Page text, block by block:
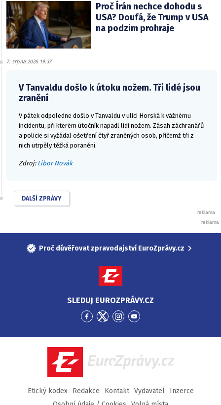
Proč Írán nechce dohodu s
USA? Doufá, že Trump v USA
na podzim prohraje
7. srpna 2026 19:37
V Tanvaldu došlo k útoku nožem. Tři lidé jsou
zranění
V pátek odpoledne došlo v Tanvaldu v ulici Horská k vážnému
incidentu, při kterém útočník napadl lidi nožem. Zásah záchranářů
a policie si vyžádal ošetření čtyř zraněných osob, přičemž tři z
nich utrpěly těžká poranění.
Zdroj: Libor Novák
DALŠÍ ZPRÁVY
Proč důvěřovat zpravodajství EuroZprávy.cz
SLEDUJ EUROZPRÁVY.CZ
Přejít
Facebook
Přejít
Twitter
Přejít
Instagram
Přejít
YouTube
EuroZprávy.cz
Etický kodex Redakce Kontakt Vydavatel
Inzerce